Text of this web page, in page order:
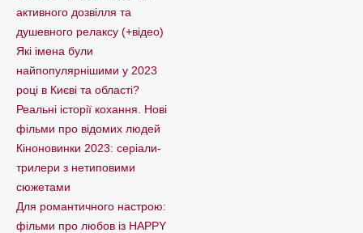
активного дозвілля та
душевного релаксу (+відео)
Які імена були
найпопулярнішими у 2023
році в Києві та області?
Реальні історії кохання. Нові
фільми про відомих людей
Кіноновинки 2023: серіали-
трилери з нетиповими
сюжетами
Для романтичного настрою:
фільми про любов із HAPPY